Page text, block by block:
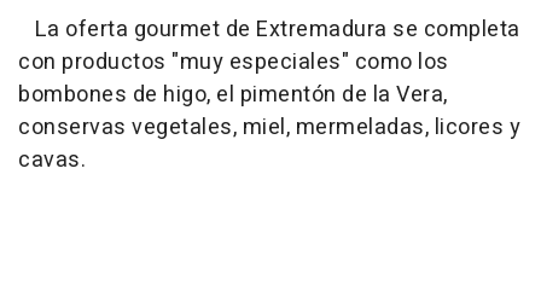
La oferta gourmet de Extremadura se completa
con productos "muy especiales" como los
bombones de higo, el pimentón de la Vera,
conservas vegetales, miel, mermeladas, licores y
cavas.